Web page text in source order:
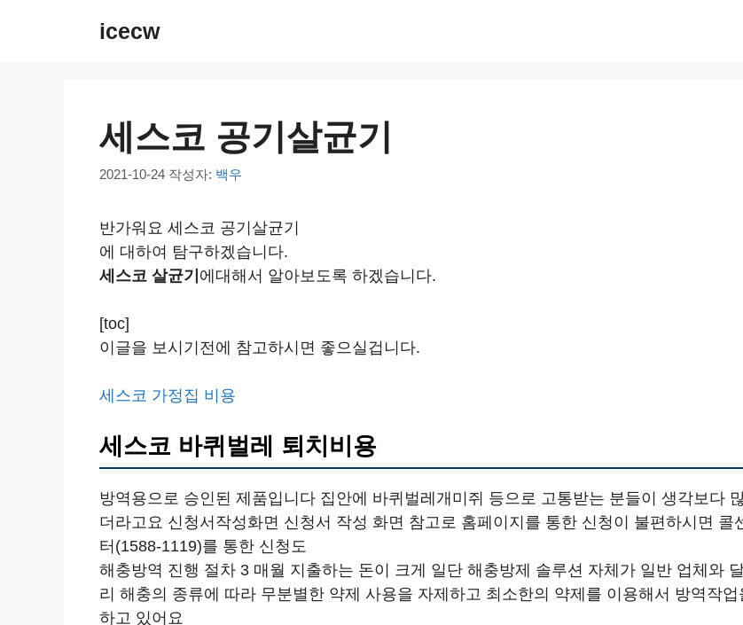
icecw
세스코 공기살균기
2021-10-24 작성자: 백우
반가워요 세스코 공기살균기
에 대하여 탐구하겠습니다.
세스코 살균기 에대해서 알아보도록 하겠습니다.
[toc]
이글을 보시기전에 참고하시면 좋으실겁니다.
세스코 가정집 비용
세스코 바퀴벌레 퇴치비용
방역용으로 승인된 제품입니다 집안에 바퀴벌레개미쥐 등으로 고통받는 분들이 생각보다
더라고요 신청서작성화면 신청서 작성 화면 참고로 홈페이지를 통한 신청이 불편하시면 콜
터(1588-1119)를 통한 신청도
해충방역 진행 절차 3 매월 지출하는 돈이 크게 일단 해충방제 솔루션 자체가 일반 업체와
리 해충의 종류에 따라 무분별한 약제 사용을 자제하고 최소한의 약제를 이용해서 방역작업
하고 있어요